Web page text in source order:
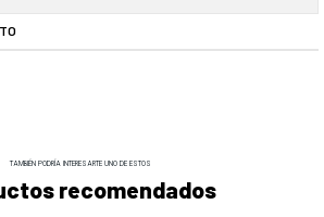
TAMBIÉN PODRÍA INTERESARTE UNO DE ESTOS
recomendados